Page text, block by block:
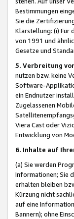
Bestimmungen
Sie die
Klarstellung: (i) Für
von 1991 und
Gesetze und
5. Verbreitung
nutzen bzw. keine
Software-
ein Endnutzer
Zugelassenen
Viera Cast oder
Entwicklung von
6. Inhalte auf
(a) Sie werden
Informationen; Sie
erhalten bleiben
Kürzung nicht
auf eine
Bannern); ohne